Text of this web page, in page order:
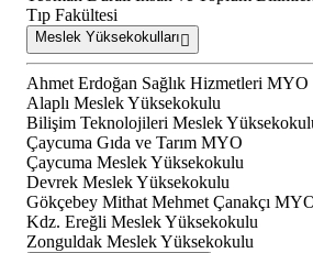
Tıp Fakültesi
Meslek Yüksekokulları
Ahmet Erdoğan Sağlık Hizmetleri MYO
Alaplı Meslek Yüksekokulu
Bilişim Teknolojileri Meslek
Çaycuma Gıda ve Tarım MYO
Çaycuma Meslek Yüksekokulu
Devrek Meslek Yüksekokulu
Gökçebey Mithat Mehmet Çanakçı
Kdz. Ereğli Meslek Yüksekokulu
Zonguldak Meslek Yüksekokulu